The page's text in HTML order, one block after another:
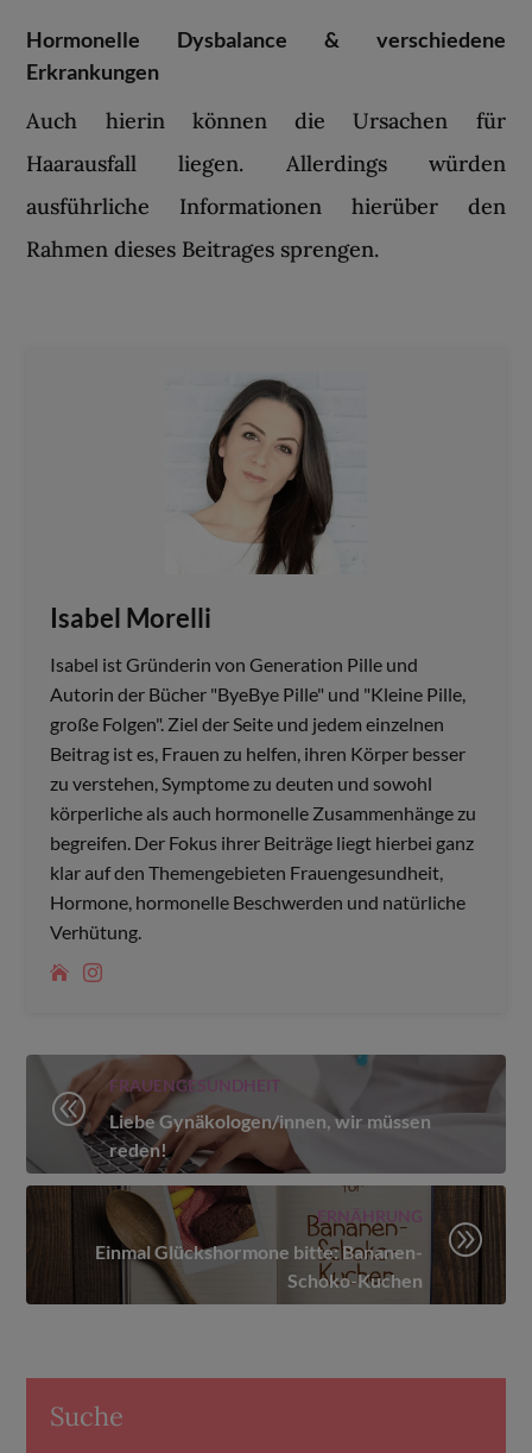
Hormonelle Dysbalance & verschiedene
Erkrankungen
Auch hierin können die Ursachen für
Haarausfall liegen. Allerdings würden
ausführliche Informationen hierüber den
Rahmen dieses Beitrages sprengen.
Isabel Morelli
Isabel ist Gründerin von Generation Pille und
Autorin der Bücher "ByeBye Pille" und "Kleine Pille,
große Folgen". Ziel der Seite und jedem einzelnen
Beitrag ist es, Frauen zu helfen, ihren Körper besser
zu verstehen, Symptome zu deuten und sowohl
körperliche als auch hormonelle Zusammenhänge zu
begreifen. Der Fokus ihrer Beiträge liegt hierbei ganz
klar auf den Themengebieten Frauengesundheit,
Hormone, hormonelle Beschwerden und natürliche
Verhütung.
@
FRAUENGESUNDHEIT
Liebe Gynäkologen/innen, wir müssen
reden!
ERNÄHRUNG
Einmal Glückshormone bitte: Bananen-
Schoko-Kuchen
A
Suche